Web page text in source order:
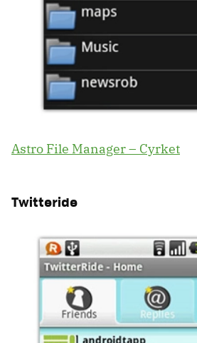
Astro File Manager – Cyrket
Twitteride